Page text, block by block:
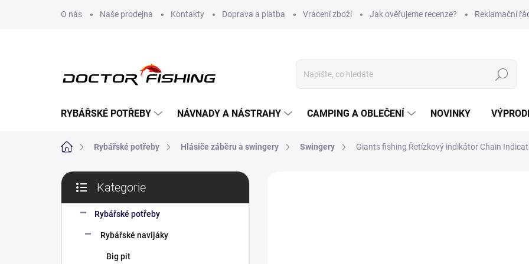
O nás Naše prodejna Kontakty Doprava a platba Vrácení zboží Jak ověřujeme recenze? Reklamační
Hledat
RYBÁŘSKÉ POTŘEBY NÁVNADY A NÁSTRAHY CAMPING A OBLEČENÍ NOVINKY
Domů Rybářské potřeby Hlásiče záběru a swingery Swingery Giants fishing Řetízkový indikátor Chain
P
s
kategorie
Kategorie
Rybářské potřeby
Rybářské navijáky
Big pit